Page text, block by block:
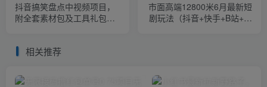
抖音搞笑盘点中视频项目，
附全套素材包及工具礼包，
市面高端12800米6月最新短
剧玩法（抖音+快手+B站+视
相关推荐